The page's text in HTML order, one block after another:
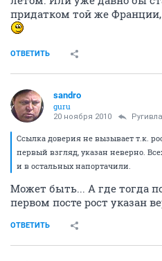
придатком той же
ОТВЕТИТЬ
sandro
guru
20 ноября 2010
Ссылка доверия не вызывает т.к.
первый взгляд, указан неверно.
и в остальных напортачили.
Может быть... А где тогда
первом посте рост указан
ОТВЕТИТЬ